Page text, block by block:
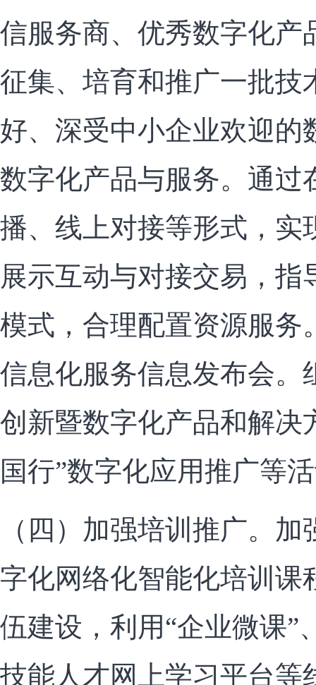
信服务商、优秀数字化产
征集、培育和推广一批技
好、深受中小企业欢迎的
数字化产品与服务。通过
播、线上对接等形式，实
展示互动与对接交易，指
模式，合理配置资源服务
信息化服务信息发布会。
创新暨数字化产品和解决
国行”数字化应用推广等
（四）加强培训推广。
字化网络化智能化培训课
伍建设，利用“企业微课”
技能人才网上学习平台等